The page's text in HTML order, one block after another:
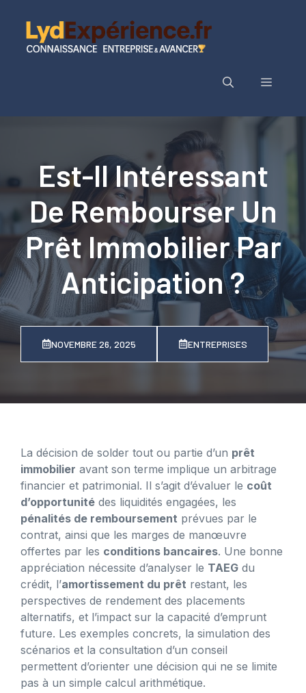
contenu
Menu
Est-Il Intéressant
De Rembourser Un
Prêt Immobilier Par
Anticipation ?
NOVEMBRE 26, 2025 ENTREPRISES
La décision de solder tout ou partie d’un prêt
immobilier avant son terme implique un arbitrage
financier et patrimonial. Il s’agit d’évaluer le coût
d’opportunité des liquidités engagées, les
pénalités de remboursement prévues par le
contrat, ainsi que les marges de manœuvre
offertes par les conditions bancaires. Une bonne
appréciation nécessite d’analyser le TAEG du
crédit, l’amortissement du prêt restant, les
perspectives de rendement des placements
alternatifs, et l’impact sur la capacité d’emprunt
future. Les exemples concrets, la simulation des
scénarios et la consultation d’un conseil
permettent d’orienter une décision qui ne se limite
pas à un simple calcul arithmétique.